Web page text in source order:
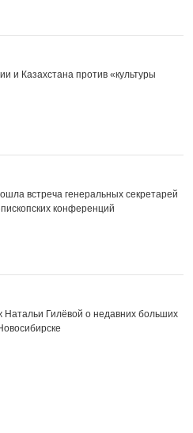
и Казахстана против «культуры
встреча генеральных секретарей
конференций
Натальи Гилёвой о недавних больших